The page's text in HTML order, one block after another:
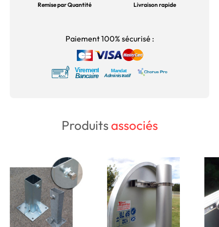
Remise par Quantité Livraison rapide
Paiement 100% sécurisé :
Produitsassociés